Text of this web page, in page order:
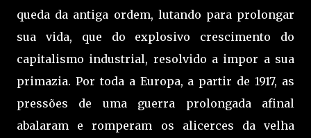
queda da antiga ordem, lutando para prolongar
sua vida, que do explosivo crescimento do
capitalismo industrial, resolvido a impor a sua
primazia. Por toda a Europa, a partir de 1917, as
pressões de uma guerra prolongada afinal
abalaram e romperam os alicerces da velha